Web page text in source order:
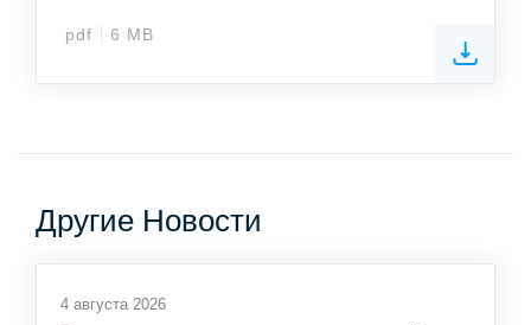
pdf 6 MB
Другие Новости
4 августа 2026